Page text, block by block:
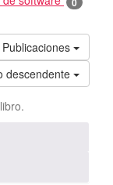
descendente